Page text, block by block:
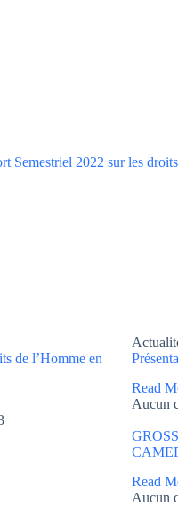
Semestriel 2022 sur les
de l’Homme en
Read
Aucun
Read
Aucun